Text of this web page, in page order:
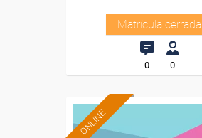
Matrícula cerrada
0 0
ONLINE